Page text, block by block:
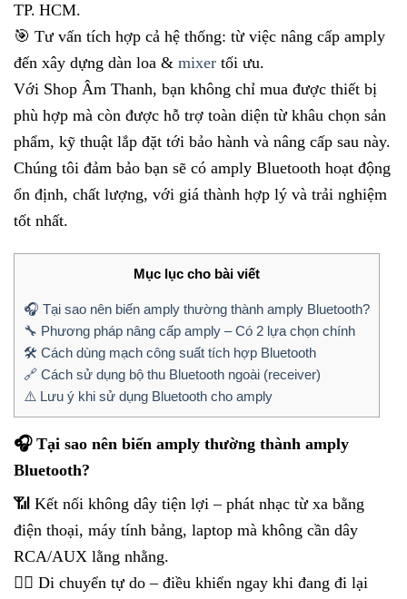
TP. HCM.
🎯 Tư vấn tích hợp cả hệ thống: từ việc nâng cấp amply
đến xây dựng dàn loa & mixer tối ưu.
Với Shop Âm Thanh, bạn không chỉ mua được thiết bị
phù hợp mà còn được hỗ trợ toàn diện từ khâu chọn sản
phẩm, kỹ thuật lắp đặt tới bảo hành và nâng cấp sau này.
Chúng tôi đảm bảo bạn sẽ có amply Bluetooth hoạt động
ổn định, chất lượng, với giá thành hợp lý và trải nghiệm
tốt nhất.
Mục lục cho bài viết
🎧 Tại sao nên biến amply thường thành amply Bluetooth?
🔧 Phương pháp nâng cấp amply – Có 2 lựa chọn chính
🛠️ Cách dùng mạch công suất tích hợp Bluetooth
🔗 Cách sử dụng bộ thu Bluetooth ngoài (receiver)
⚠️ Lưu ý khi sử dụng Bluetooth cho amply
🎧 Tại sao nên biến amply thường thành amply
Bluetooth?
📶 Kết nối không dây tiện lợi – phát nhạc từ xa bằng
điện thoại, máy tính bảng, laptop mà không cần dây
RCA/AUX lằng nhằng.
🚶‍♂️ Di chuyển tự do – điều khiển ngay khi đang đi lại